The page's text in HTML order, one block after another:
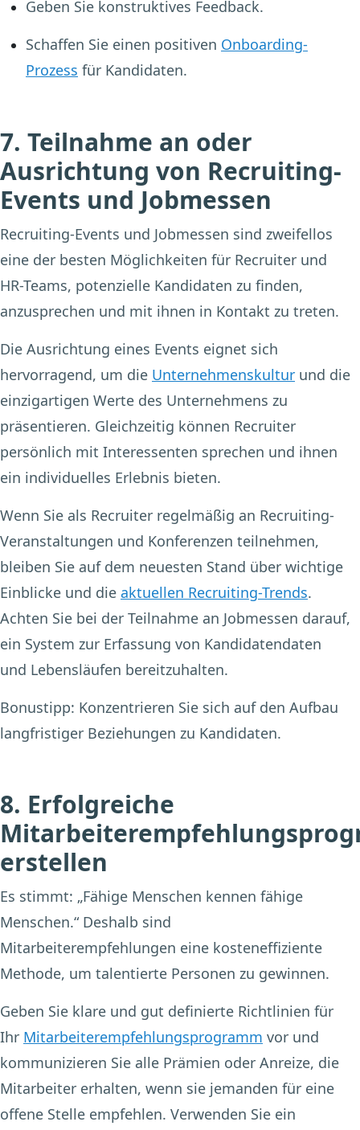
Geben Sie konstruktives Feedback.
Schaffen Sie einen positiven Onboarding-
Prozess für Kandidaten.
7. Teilnahme an oder
Ausrichtung von Recruiting-
Events und Jobmessen
Recruiting-Events und Jobmessen sind zweifellos
eine der besten Möglichkeiten für Recruiter und
HR-Teams, potenzielle Kandidaten zu finden,
anzusprechen und mit ihnen in Kontakt zu treten.
Die Ausrichtung eines Events eignet sich
hervorragend, um die Unternehmenskultur und die
einzigartigen Werte des Unternehmens zu
präsentieren. Gleichzeitig können Recruiter
persönlich mit Interessenten sprechen und ihnen
ein individuelles Erlebnis bieten.
Wenn Sie als Recruiter regelmäßig an Recruiting-
Veranstaltungen und Konferenzen teilnehmen,
bleiben Sie auf dem neuesten Stand über wichtige
Einblicke und die aktuellen Recruiting-Trends.
Achten Sie bei der Teilnahme an Jobmessen darauf,
ein System zur Erfassung von Kandidatendaten
und Lebensläufen bereitzuhalten.
Bonustipp: Konzentrieren Sie sich auf den Aufbau
langfristiger Beziehungen zu Kandidaten.
8. Erfolgreiche
erstellen
Es stimmt: „Fähige Menschen kennen fähige
Menschen.“ Deshalb sind
Mitarbeiterempfehlungen eine kosteneffiziente
Methode, um talentierte Personen zu gewinnen.
Geben Sie klare und gut definierte Richtlinien für
Ihr Mitarbeiterempfehlungsprogramm vor und
kommunizieren Sie alle Prämien oder Anreize, die
Mitarbeiter erhalten, wenn sie jemanden für eine
offene Stelle empfehlen. Verwenden Sie ein